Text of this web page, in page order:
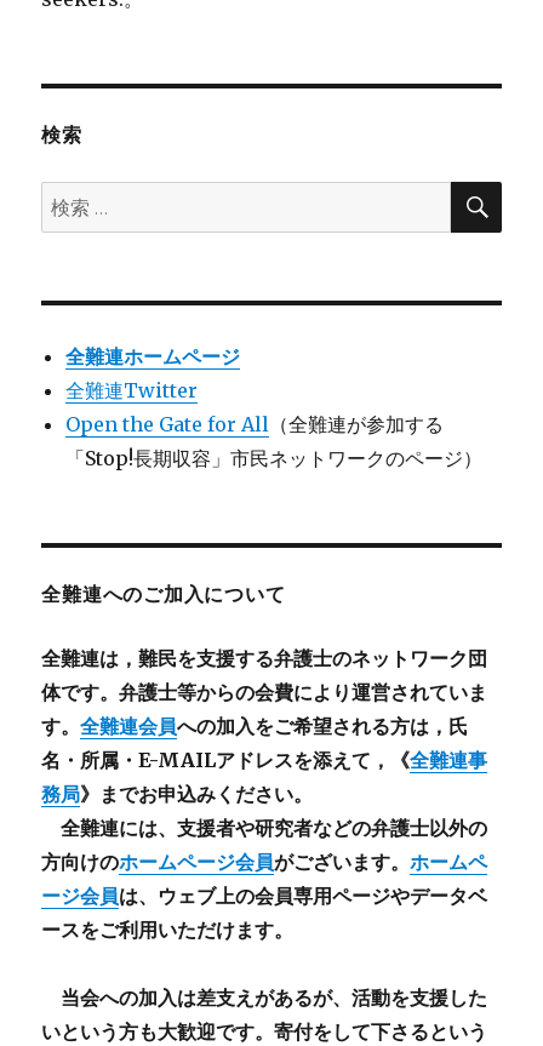
検索
検
索:
検
全難連ホームページ
全難連Twitter
Open the Gate for All （全難連が参加する
「Stop!長期収容」市民ネットワークのページ）
全難連へのご加入について
全難連は，難民を支援する弁護士のネットワーク団
体です。弁護士等からの会費により運営されていま
す。全難連会員への加入をご希望される方は，氏
名・所属・E-MAILアドレスを添えて，《全難連事
務局》までお申込みください。
全難連には、支援者や研究者などの弁護士以外の
方向けのホームページ会員がございます。ホームペ
ージ会員は、ウェブ上の会員専用ページやデータベ
ースをご利用いただけます。
当会への加入は差支えがあるが、活動を支援した
いという方も大歓迎です。寄付をして下さるという